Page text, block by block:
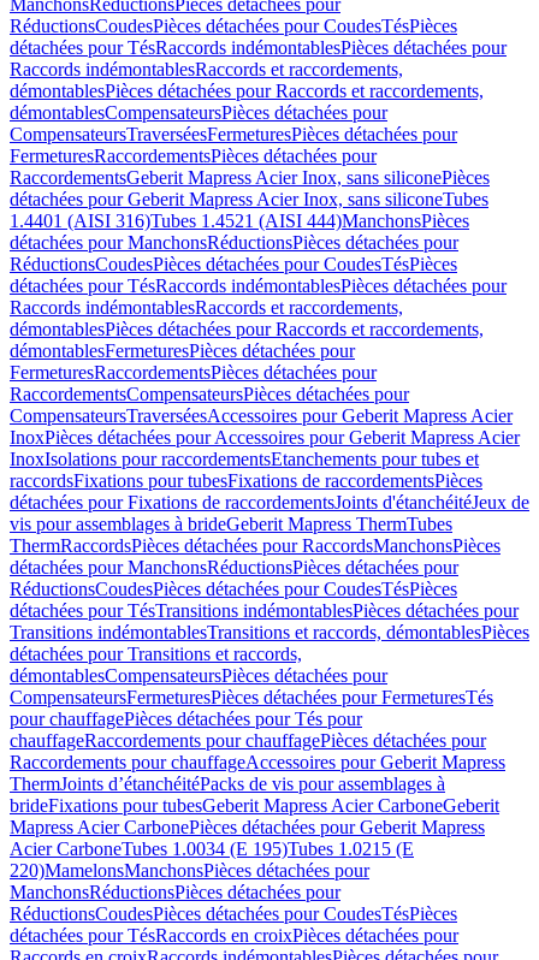
ManchonsRéductionsPièces détachées pour
RéductionsCoudesPièces détachées pour CoudesTésPièces
détachées pour TésRaccords indémontablesPièces détachées pour
Raccords indémontablesRaccords et raccordements,
démontablesPièces détachées pour Raccords et raccordements,
démontablesCompensateursPièces détachées pour
CompensateursTraverséesFermeturesPièces détachées pour
FermeturesRaccordementsPièces détachées pour
RaccordementsGeberit Mapress Acier Inox, sans siliconePièces
détachées pour Geberit Mapress Acier Inox, sans siliconeTubes
1.4401 (AISI 316)Tubes 1.4521 (AISI 444)ManchonsPièces
détachées pour ManchonsRéductionsPièces détachées pour
RéductionsCoudesPièces détachées pour CoudesTésPièces
détachées pour TésRaccords indémontablesPièces détachées pour
Raccords indémontablesRaccords et raccordements,
démontablesPièces détachées pour Raccords et raccordements,
démontablesFermeturesPièces détachées pour
FermeturesRaccordementsPièces détachées pour
RaccordementsCompensateursPièces détachées pour
CompensateursTraverséesAccessoires pour Geberit Mapress Acier
InoxPièces détachées pour Accessoires pour Geberit Mapress Acier
InoxIsolations pour raccordementsEtanchements pour tubes et
raccordsFixations pour tubesFixations de raccordementsPièces
détachées pour Fixations de raccordementsJoints d'étanchéitéJeux de
vis pour assemblages à brideGeberit Mapress ThermTubes
ThermRaccordsPièces détachées pour RaccordsManchonsPièces
détachées pour ManchonsRéductionsPièces détachées pour
RéductionsCoudesPièces détachées pour CoudesTésPièces
détachées pour TésTransitions indémontablesPièces détachées pour
Transitions indémontablesTransitions et raccords, démontablesPièces
détachées pour Transitions et raccords,
démontablesCompensateursPièces détachées pour
CompensateursFermeturesPièces détachées pour FermeturesTés
pour chauffagePièces détachées pour Tés pour
chauffageRaccordements pour chauffagePièces détachées pour
Raccordements pour chauffageAccessoires pour Geberit Mapress
ThermJoints d’étanchéitéPacks de vis pour assemblages à
brideFixations pour tubesGeberit Mapress Acier CarboneGeberit
Mapress Acier CarbonePièces détachées pour Geberit Mapress
Acier CarboneTubes 1.0034 (E 195)Tubes 1.0215 (E
220)MamelonsManchonsPièces détachées pour
ManchonsRéductionsPièces détachées pour
RéductionsCoudesPièces détachées pour CoudesTésPièces
détachées pour TésRaccords en croixPièces détachées pour